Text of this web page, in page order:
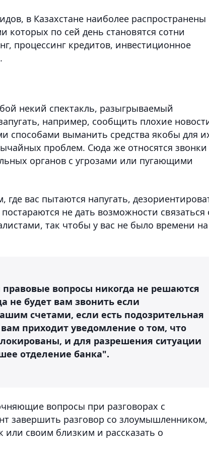
в Казахстане наиболее распространены
по сей день становятся сотни
процессинг кредитов, инвестиционное
некий спектакль, разыгрываемый
например, сообщить плохие
способами выманить средства якобы для
проблем. Сюда же относятся звонки
органов с угрозами или пугающими
вас пытаются напугать,
не дать возможности связаться
так чтобы у вас не было времени на
вопросы никогда не решаются
не будет вам звонить если
счетами, если есть подозрительная
приходит уведомление о том, что
и для разрешения ситуации
отделение банка".
вопросы при разговорах с
завершить разговор со злоумышленником,
или своим близким и рассказать о